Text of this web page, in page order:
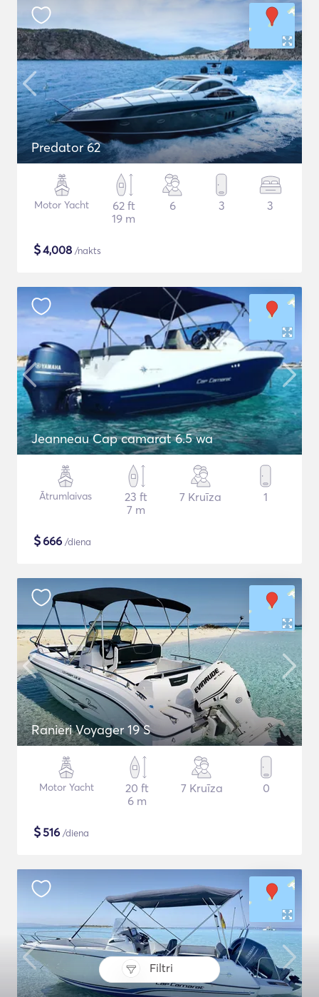
Filtri
Predator 62
Motor Yacht
62 ft
19 m
6 3 3
$4,008 /nakts
Jeanneau Cap camarat 6.5 wa
Ātrumlaivas
23 ft
7 m
7 Kruīza 1
$666 /diena
Ranieri Voyager 19 S
Motor Yacht
20 ft
6 m
7 Kruīza 0
$516 /diena